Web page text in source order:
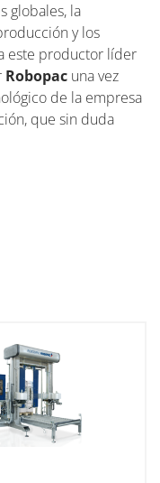
globales, la
y los
este productor líder
Robopac una vez
de la empresa
que sin duda